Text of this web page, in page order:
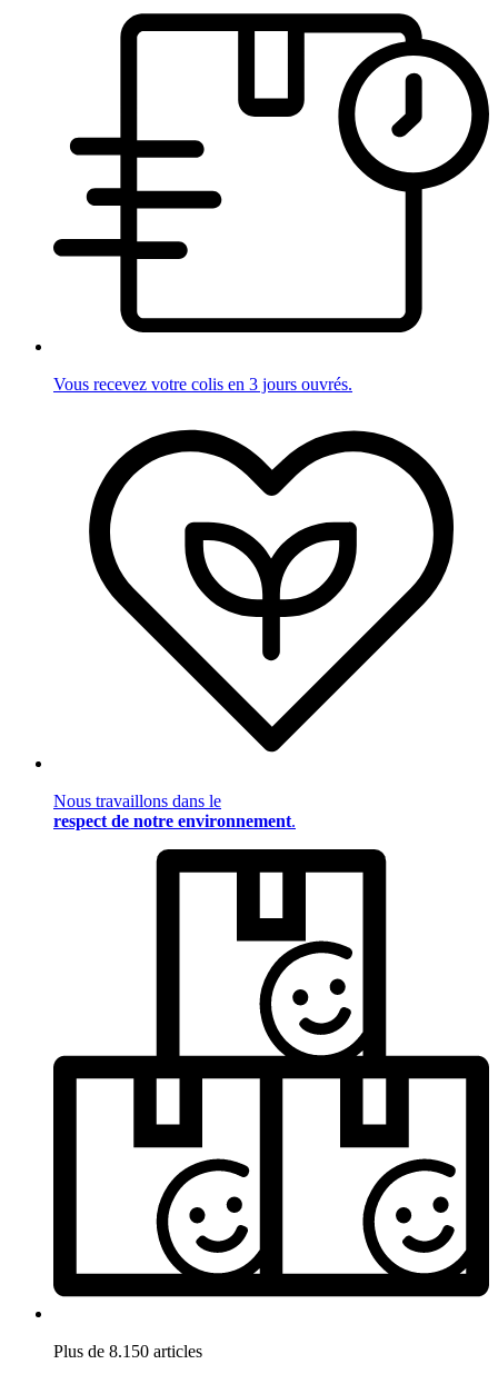
Vous recevez votre colis en 3 jours ouvrés.
Nous travaillons dans le
respect de notre environnement.
Plus de 8.150 articles